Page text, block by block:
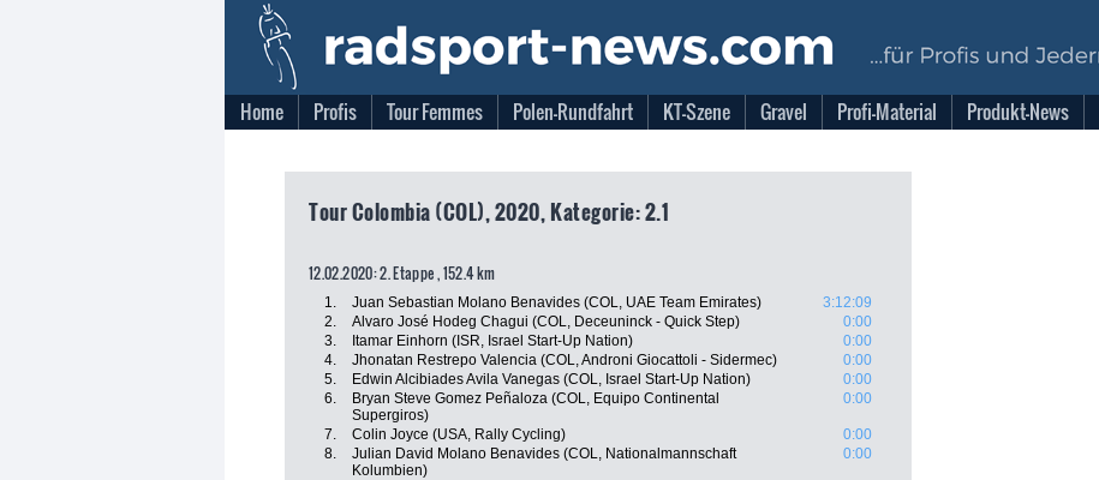
Home Profis Tour Femmes Polen-Rundfahrt KT-Szene Gravel Profi-Material Produkt-News
Tour Colombia (COL), 2020, Kategorie: 2.1
12.02.2020: 2. Etappe , 152.4 km
1. Juan Sebastian Molano Benavides (COL, UAE Team Emirates)
3:12:09
2.
Alvaro José Hodeg Chagui (COL, Deceuninck - Quick Step)
0:00
3.
Itamar Einhorn (ISR, Israel Start-Up Nation)
0:00
4.
Jhonatan Restrepo Valencia (COL, Androni Giocattoli - Sidermec)
0:00
5.
Edwin Alcibiades Avila Vanegas (COL, Israel Start-Up Nation)
0:00
6.
Bryan Steve Gomez Peñaloza (COL, Equipo Continental
Supergiros)
0:00
7. Colin Joyce (USA, Rally Cycling)
0:00
8.
Julian David Molano Benavides (COL, Nationalmannschaft
Kolumbien)
0:00